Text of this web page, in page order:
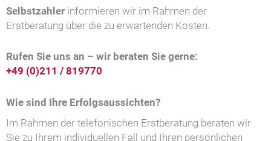
Selbstzahler informieren wir im Rahmen der
Erstberatung über die zu erwartenden Kosten.
Rufen Sie uns an – wir beraten Sie gerne:
+49 (0)211 / 819770
Wie sind Ihre Erfolgsaussichten?
Im Rahmen der telefonischen Erstberatung beraten wir
Sie zu Ihrem individuellen Fall und Ihren persönlichen